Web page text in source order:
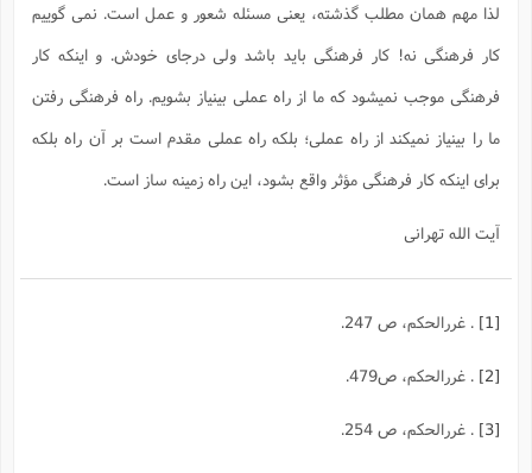
لذا مهم همان مطلب گذشته، یعنی مسئله شعور و عمل است. نمی گوییم
کار فرهنگی نه! کار فرهنگی باید باشد ولی درجای خودش. و اینکه کار
فرهنگی موجب نمیشود که ما از راه عملی بینیاز بشویم. راه فرهنگی رفتن
ما را بینیاز نمیکند از راه عملی؛ بلکه راه عملی مقدم است بر آن راه بلکه
برای اینکه کار فرهنگی مؤثر واقع بشود، این راه زمینه ساز است.
آیت الله تهرانی
. غررالحکم، ص 247.
. غررالحکم، ص479.
. غررالحکم، ص 254.